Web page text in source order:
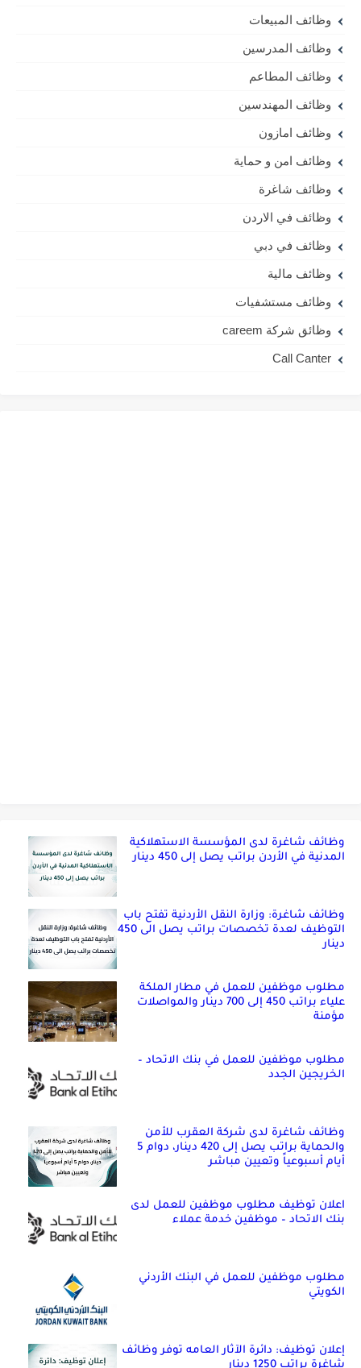
وظائف المبيعات
وظائف المدرسين
وظائف المطاعم
وظائف المهندسين
وظائف امازون
وظائف امن و حماية
وظائف شاغرة
وظائف في الاردن
وظائف في دبي
وظائف مالية
وظائف مستشفيات
وظائق شركة careem
Call Canter
وظائف شاغرة لدى المؤسسة الاستهلاكية
المدنية في الأردن براتب يصل إلى 450 دينار
وظائف شاغرة: وزارة النقل الأردنية تفتح باب
التوظيف لعدة تخصصات براتب يصل الى 450
دينار
مطلوب موظفين للعمل في مطار الملكة
علياء براتب 450 إلى 700 دينار والمواصلات
مؤمنة
مطلوب موظفين للعمل في بنك الاتحاد –
الخريجين الجدد
وظائف شاغرة لدى شركة العقرب للأمن
والحماية براتب يصل إلى 420 دينار، دوام 5
أيام أسبوعياً وتعيين مباشر
اعلان توظيف مطلوب موظفين للعمل لدى
بنك الاتحاد – موظفين خدمة عملاء
مطلوب موظفين للعمل في البنك الأردني
الكويتي
إعلان توظيف: دائرة الآثار العامه توفر وظائف
شاغرة براتب 1250 دينار